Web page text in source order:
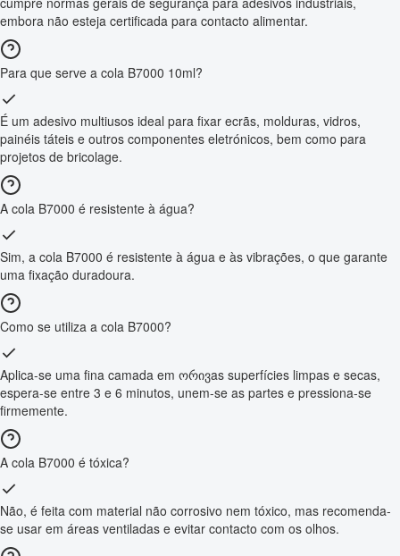
embora não esteja certificada para contacto alimentar.
Para que serve a cola B7000 10ml?
É um adesivo multiusos ideal para fixar ecrãs, molduras, vidros,
painéis táteis e outros componentes eletrónicos, bem como para
projetos de bricolage.
A cola B7000 é resistente à água?
Sim, a cola B7000 é resistente à água e às vibrações, o que garante
uma fixação duradoura.
Como se utiliza a cola B7000?
Aplica-se uma fina camada em ორივas superfícies limpas e secas,
espera-se entre 3 e 6 minutos, unem-se as partes e pressiona-se
firmemente.
A cola B7000 é tóxica?
Não, é feita com material não corrosivo nem tóxico, mas recomenda-
se usar em áreas ventiladas e evitar contacto com os olhos.